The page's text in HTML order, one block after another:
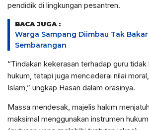
pendidik di lingkungan pesantren.
BACA JUGA :
Warga Sampang Diimbau Tak
Sembarangan
“Tindakan kekerasan terhadap guru
hukum, tetapi juga mencederai nilai
Islam,” ungkap Hasan dalam orasinya.
Massa mendesak, majelis hakim
maksimal menggunakan instrumen